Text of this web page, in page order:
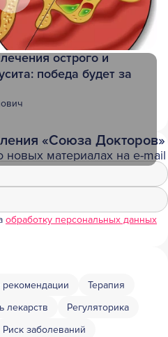
острого и
победа будет за
«Союза Докторов»
материалах на e-mail
обработку персональных данных
Терапия
лекарств
Регуляторика
Риск заболеваний